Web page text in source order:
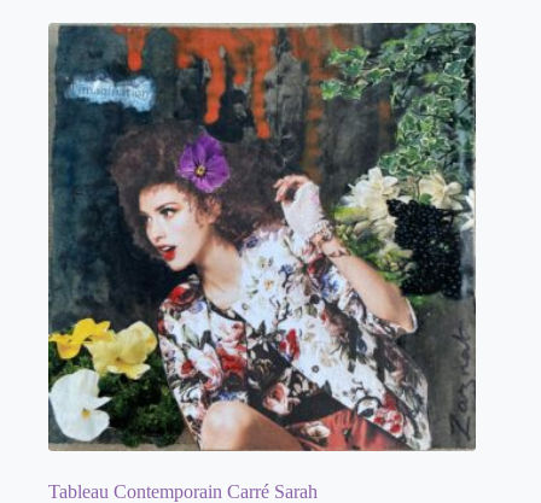
Tableau Contemporain Carré Sarah